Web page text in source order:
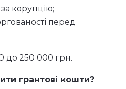
за корупцію;
перед
до 250 000 грн.
грантові кошти?